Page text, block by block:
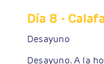
Día 8 -
Desayuno
Desayuno. A la